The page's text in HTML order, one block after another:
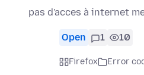
pas d'acces à internet
Open 1 10
Firefox Error